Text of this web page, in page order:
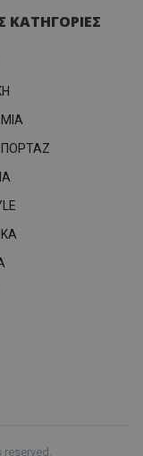
ΚΑΤΗΓΟΡΙΕΣ